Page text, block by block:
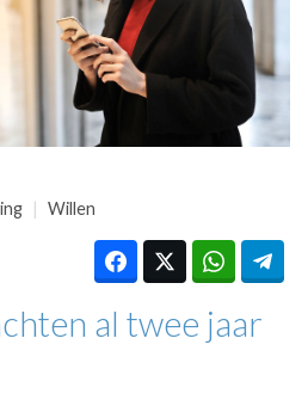
Willen
al twee jaar